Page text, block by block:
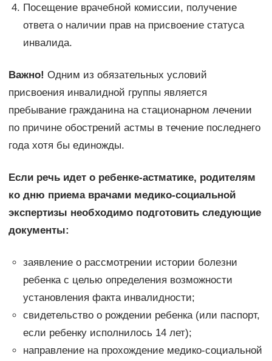
Посещение врачебной комиссии, получение
ответа о наличии прав на присвоение статуса
инвалида.
Важно! Одним из обязательных условий
присвоения инвалидной группы является
пребывание гражданина на стационарном лечении
по причине обострений астмы в течение последнего
года хотя бы единожды.
Если речь идет о ребенке-астматике, родителям
ко дню приема врачами медико-социальной
экспертизы необходимо подготовить следующие
документы:
заявление о рассмотрении истории болезни
ребенка с целью определения возможности
установления факта инвалидности;
свидетельство о рождении ребенка (или паспорт,
если ребенку исполнилось 14 лет);
направление на прохождение медико-социальной